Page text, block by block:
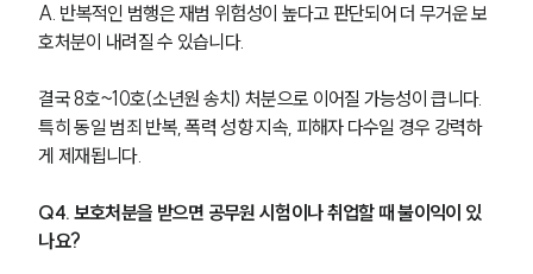
A. 반복적인 범행은 재범 위험성이 높다고 판단되어 더 무거운 보
호처분이 내려질 수 있습니다.
결국 8호~10호(소년원 송치) 처분으로 이어질 가능성이 큽니다.
특히 동일 범죄 반복, 폭력 성향 지속, 피해자 다수일 경우 강력하
게 제재됩니다.
Q4. 보호처분을 받으면 공무원 시험이나 취업할 때 불이익이 있
나요?